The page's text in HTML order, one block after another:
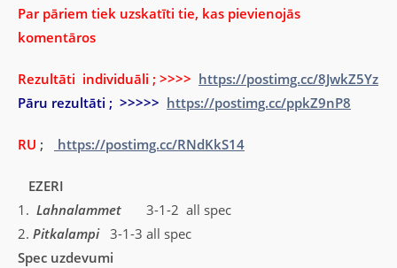
Par pāriem tiek uzskatīti tie, kas pievienojās
komentāros
Rezultāti individuāli ; >>>> https://postimg.cc/8JwkZ5Yz
Pāru rezultāti ; >>>>> https://postimg.cc/ppkZ9nP8
RU ; https://postimg.cc/RNdKkS14
EZERI
1. Lahnalammet
3-1-2 all spec
2. Pitkalampi 3-1-3 all spec
Spec uzdevumi